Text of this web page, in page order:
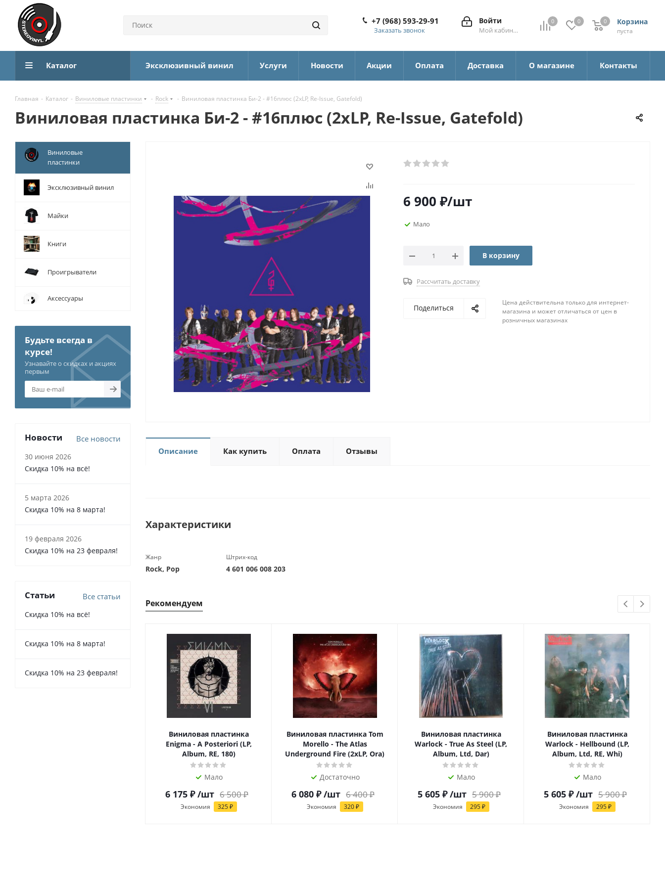
0 0 Корзина
0
пуста
0
Войти
Мой кабинет
+7 (968) 593-29-91
Заказать звонок
Каталог Эксклюзивный винил Услуги Новости Акции Оплата Доставка О магазине Контакты
Главная - Каталог - Виниловые пластинки - Rock - Виниловая пластинка Би-2 - #16плюс (2xLP, Re-Issue, Gatefold)
Виниловая пластинка Би-2 - #16плюс (2xLP, Re-Issue, Gatefold)
6 900 ₽/шт
Мало
В корзину
Рассчитать доставку
Поделиться
Цена действительна только для интернет-
магазина и может отличаться от цен в
розничных магазинах
Описание Как купить Оплата Отзывы
Характеристики
Жанр
Rock, Pop
Штрих-код
4 601 006 008 203
Рекомендуем
Виниловая пластинка
Enigma - A Posteriori (LP,
Album, RE, 180)
Мало
6 175 ₽ /шт 6 500₽
Экономия 325₽
Виниловая пластинка Tom
Morello - The Atlas
Underground Fire (2xLP, Ora)
Достаточно
6 080 ₽ /шт 6 400₽
Экономия 320₽
Виниловая пластинка
Warlock - True As Steel (LP,
Album, Ltd, Dar)
Мало
5 605 ₽ /шт 5 900₽
Экономия 295₽
Виниловая пластинка
Warlock - Hellbound (LP,
Album, Ltd, RE, Whi)
Мало
5 605 ₽ /шт 5 900₽
Экономия 295₽
Виниловые
пластинки
Эксклюзивный винил
Майки
Книги
Проигрыватели
Аксессуары
Будьте всегда в
курсе!
Узнавайте о скидках и акциях
первым
Новости Все новости
30 июня 2026
Скидка 10% на всё!
5 марта 2026
Скидка 10% на 8 марта!
19 февраля 2026
Скидка 10% на 23 февраля!
Статьи Все статьи
Скидка 10% на всё!
Скидка 10% на 8 марта!
Скидка 10% на 23 февраля!